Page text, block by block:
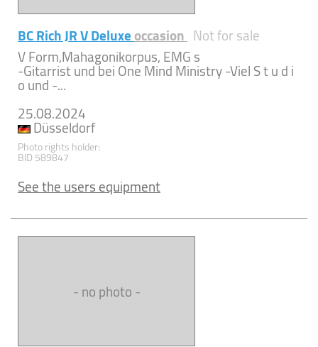
BC Rich JR V Deluxeoccasion Not for sale
V Form,Mahagonikorpus, EMG s
-Gitarrist und bei One Mind Ministry -Viel S t u d i
o und -...
25.08.2024
Düsseldorf
Photo rights holder:
BID 589847
See the users equipment
- no photo -